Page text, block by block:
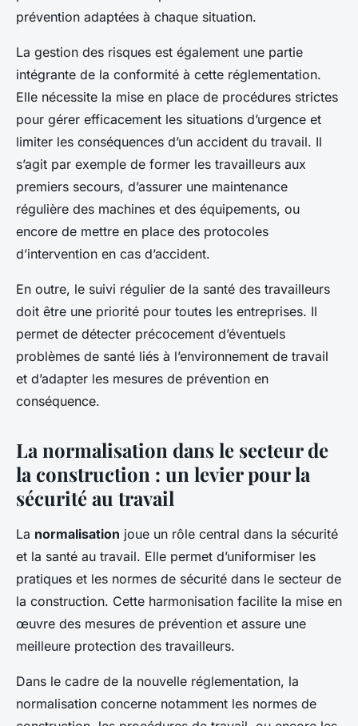
prévention adaptées à chaque situation.
La gestion des risques est également une partie
intégrante de la conformité à cette réglementation.
Elle nécessite la mise en place de procédures strictes
pour gérer efficacement les situations d’urgence et
limiter les conséquences d’un accident du travail. Il
s’agit par exemple de former les travailleurs aux
premiers secours, d’assurer une maintenance
régulière des machines et des équipements, ou
encore de mettre en place des protocoles
d’intervention en cas d’accident.
En outre, le suivi régulier de la santé des travailleurs
doit être une priorité pour toutes les entreprises. Il
permet de détecter précocement d’éventuels
problèmes de santé liés à l’environnement de travail
et d’adapter les mesures de prévention en
conséquence.
La normalisation dans le secteur de
la construction : un levier pour la
sécurité au travail
La normalisation joue un rôle central dans la sécurité
et la santé au travail. Elle permet d’uniformiser les
pratiques et les normes de sécurité dans le secteur de
la construction. Cette harmonisation facilite la mise en
œuvre des mesures de prévention et assure une
meilleure protection des travailleurs.
Dans le cadre de la nouvelle réglementation, la
normalisation concerne notamment les normes de